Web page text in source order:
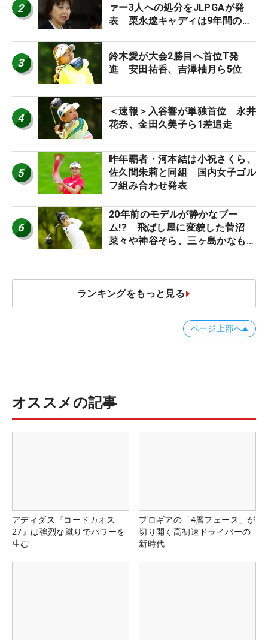
2
ァー3人への処分をJLPGAが発
表 栗永遼キャディは9年間の立
3
鈴木愛が大会2勝目へ首位T発
進 安田祐香、吉澤柚月ら5位
4
＜速報＞入谷響が単独首位 永井
花奈、金田久美子ら1差追走
5
昨年覇者・河本結は小祝さくら、
佐久間朱莉と同組 国内女子ゴル
フ組み合わせ発表
6
20年前のモデルが静かなブー
ム!? 飛ばし屋に変貌した菅沼
菜々や神谷そら、三ヶ島かなも使
ランキングをもっと見る
ページ上部へ
オススメの記事
アディダス『コードカオス
27』は強烈な蹴りでパワーを
生む
プロギアの「4層フェース」が
切り開く高初速ドライバーの
新時代